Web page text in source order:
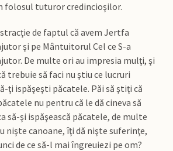
folosul tuturor credincioşilor.
de faptul că avem Jertfa
şi pe Mântuitorul Cel ce S-a
De multe ori au impresia mulţi, şi
trebuie să faci nu ştiu ce lucruri
ţi ispăşeşti păcatele. Păi să ştiţi că
nu pentru că le dă cineva să
să-şi ispăşească păcatele, de multe
nişte canoane, îţi dă nişte suferinţe,
de ce să-l mai îngreuiezi pe om?